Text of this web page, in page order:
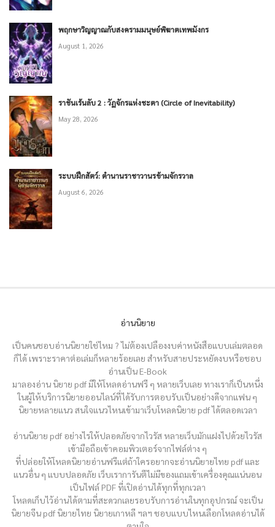
พฤกษาวิญญาณกับสงครามมนุษย์พิฆาตเทพมังกร
August 1, 2026
ราชันเร้นลับ 2 : วัฏจักรแห่งชะตา (Circle of Inevitability)
May 28, 2026
ระบบฝึกสัตว์: ตำนานราชาวานรข้ามจักรวาล
August 6, 2026
อ่านนิยาย
เป็นคนชอบอ่านนิยายใช่ไหม ? ไม่ต้องเปลืองงบค่าหนังสือแบบเล่มตลอด
ก็ได้ เพราะราคาต่อเล่มก็หลายร้อยเลย สำหรับสายประหยัดงบหรือชอบ
อ่านเป็น E-Book
มาลองอ่าน นิยาย pdf มีให้โหลดอ่านฟรี ๆ หลายเว็บเลย ทางเราก็เป็นหนึ่ง
ในผู้ให้บริการนิยายออนไลน์ที่ได้รับการตอบรับเป็นอย่างดีจากแฟน ๆ
นิยายหลายแนว สนใจแนวไหนเข้ามาเว็บโหลดนิยาย pdf ได้ตลอดเวลา
อ่านนิยาย pdf อย่างไรให้ปลอดภัยจากไวรัส หลายเว็บมักแฝงไปด้วยไวรัส
เข้ามือถือเข้าคอมพิวเตอร์จากไฟล์ต่าง ๆ
ที่ปล่อยให้โหลดนิยายอ่านฟรีแต่ถ้าใครอยากจะอ่านนิยายไทย pdf และ
แนวอื่น ๆ แบบปลอดภัย เว็บเราการันตีไม่มีของแถมเข้าเครื่องคุณแน่นอน
เป็นไฟล์ PDF ที่เปิดอ่านได้ทุกที่ทุกเวลา
โหลดเก็บไว้อ่านได้ตามที่สะดวกเลยรอบรับการอ่านในทุกอุปกรณ์ จะเป็น
นิยายจีน pdf นิยายไทย นิยายเกาหลี ฯลฯ ชอบแบบไหนเลือกโหลดอ่านได้